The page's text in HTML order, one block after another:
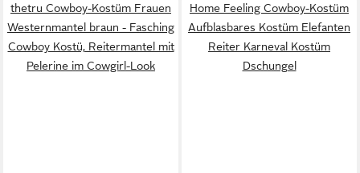
thetru Cowboy-Kostüm Frauen
Westernmantel braun - Fasching
Cowboy Kostü, Reitermantel mit
Pelerine im Cowgirl-Look
Home Feeling Cowboy-Kostüm
Aufblasbares Kostüm Elefanten
Reiter Karneval Kostüm
Dschungel